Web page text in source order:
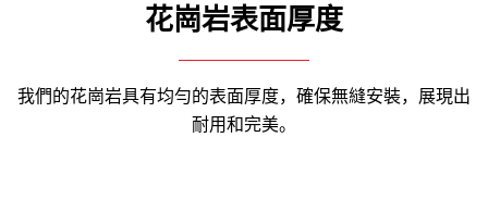
花崗岩表面厚度
我們的花崗岩具有均勻的表面厚度，確保無縫安裝，展現出
耐用和完美。